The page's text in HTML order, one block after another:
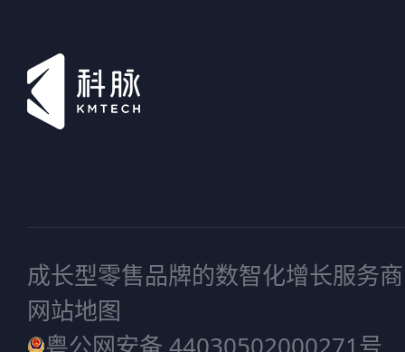
成长型零售品牌的数智化增长服务商
网站地图
粤公网安备 44030502000271号